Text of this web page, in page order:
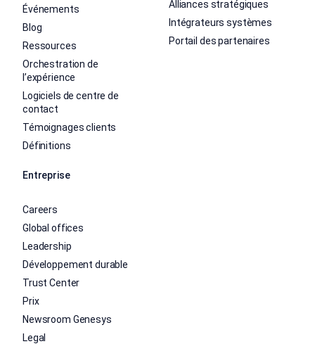
Événements
Blog
Ressources
Orchestration de
l’expérience
Logiciels de centre de
contact
Témoignages clients
Définitions
Alliances stratégiques
Intégrateurs systèmes
Portail des partenaires
Entreprise
Careers
Global offices
Leadership
Développement durable
Trust Center
Prix
Newsroom Genesys
Legal